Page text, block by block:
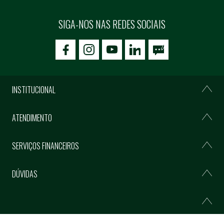
SIGA-NOS NAS REDES SOCIAIS
icon-facebookicon-social02icon-social03
INSTITUCIONAL
ATENDIMENTO
SERVIÇOS FINANCEIROS
DÚVIDAS